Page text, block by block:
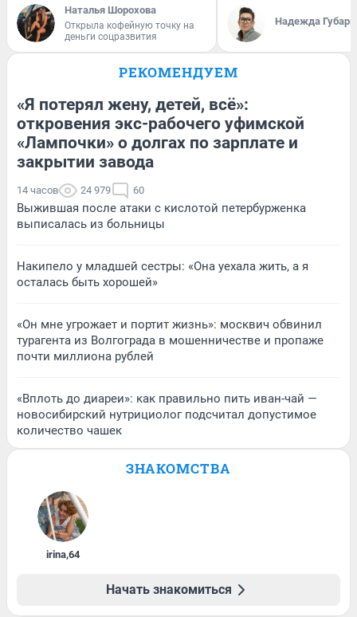
Наталья Шорохова
Открыла кофейную точку на
деньги соцразвития
Надежда Губарь
РЕКОМЕНДУЕМ
«Я потерял жену, детей, всё»:
откровения экс-рабочего уфимской
«Лампочки» о долгах по зарплате и
закрытии завода
14 часов 24 979 60
Выжившая после атаки с кислотой петербурженка
выписалась из больницы
Накипело у младшей сестры: «Она уехала жить, а я
осталась быть хорошей»
«Он мне угрожает и портит жизнь»: москвич обвинил
турагента из Волгограда в мошенничестве и пропаже
почти миллиона рублей
«Вплоть до диареи»: как правильно пить иван-чай —
новосибирский нутрициолог подсчитал допустимое
количество чашек
ЗНАКОМСТВА
irina,64
Начать знакомиться